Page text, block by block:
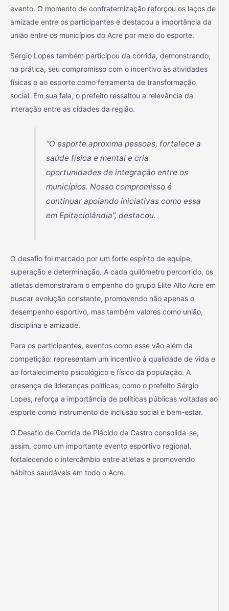
evento. O momento de confraternização reforçou os laços de
amizade entre os participantes e destacou a importância da
união entre os municípios do Acre por meio do esporte.
Sérgio Lopes também participou da corrida, demonstrando,
na prática, seu compromisso com o incentivo às atividades
físicas e ao esporte como ferramenta de transformação
social. Em sua fala, o prefeito ressaltou a relevância da
interação entre as cidades da região.
“O esporte aproxima pessoas, fortalece a
saúde física e mental e cria
oportunidades de integração entre os
municípios. Nosso compromisso é
continuar apoiando iniciativas como essa
em Epitaciolândia”, destacou.
O desafio foi marcado por um forte espírito de equipe,
superação e determinação. A cada quilômetro percorrido, os
atletas demonstraram o empenho do grupo Elite Alto Acre em
buscar evolução constante, promovendo não apenas o
desempenho esportivo, mas também valores como união,
disciplina e amizade.
Para os participantes, eventos como esse vão além da
competição: representam um incentivo à qualidade de vida e
ao fortalecimento psicológico e físico da população. A
presença de lideranças políticas, como o prefeito Sérgio
Lopes, reforça a importância de políticas públicas voltadas ao
esporte como instrumento de inclusão social e bem-estar.
O Desafio de Corrida de Plácido de Castro consolida-se,
assim, como um importante evento esportivo regional,
fortalecendo o intercâmbio entre atletas e promovendo
hábitos saudáveis em todo o Acre.